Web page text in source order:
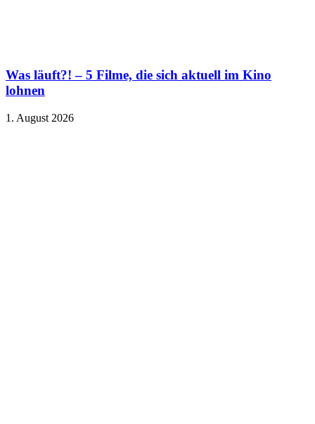
Was läuft?! – 5 Filme, die sich aktuell im Kino
lohnen
1. August 2026